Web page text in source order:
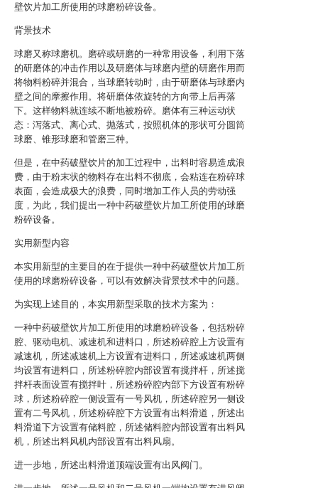
壁饮片加工所使用的球磨粉碎设备。
背景技术
球磨又称球磨机。磨碎或研磨的一种常用设备，利用下落
的研磨体的冲击作用以及研磨体与球磨内壁的研磨作用而
将物料粉碎并混合，当球磨转动时，由于研磨体与球磨内
壁之间的摩擦作用。将研磨体依旋转的方向带上后再落
下。这样物料就连续不断地被粉碎。磨体有三种运动状
态：泻落式、离心式、抛落式，按照机体的形状可分圆筒
球磨、锥形球磨和管磨三种。
但是，在中药破壁饮片的加工过程中，出料时容易造成浪
费，由于粉末状的物料存在出料不彻底，会粘连在粉碎球
表面，会造成极大的浪费，同时增加工作人员的劳动强
度，为此，我们提出一种中药破壁饮片加工所使用的球磨
粉碎设备。
实用新型内容
本实用新型的主要目的在于提供一种中药破壁饮片加工所
使用的球磨粉碎设备，可以有效解决背景技术中的问题。
为实现上述目的，本实用新型采取的技术方案为：
一种中药破壁饮片加工所使用的球磨粉碎设备，包括粉碎
腔、驱动电机、减速机和进料口，所述粉碎腔上方设置有
减速机，所述减速机上方设置有进料口，所述减速机两侧
均设置有进料口，所述粉碎腔内部设置有搅拌杆，所述搅
拌杆表面设置有搅拌叶，所述粉碎腔内部下方设置有粉碎
球，所述粉碎腔一侧设置有一号风机，所述碎腔另一侧设
置有二号风机，所述粉碎腔下方设置有出料滑道，所述出
料滑道下方设置有储料腔，所述储料腔内部设置有出料风
机，所述出料风机内部设置有出料风扇。
进一步地，所述出料滑道顶端设置有出风阀门。